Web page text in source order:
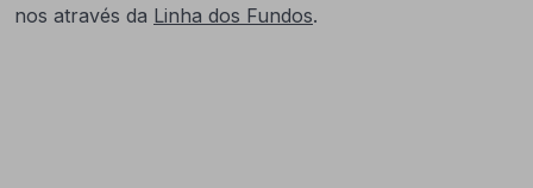
nos através da Linha dos Fundos.